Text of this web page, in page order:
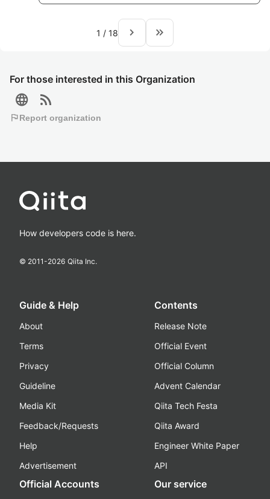
For those interested in this Organization
language rss_feed
flagReport organization
1 / 18 navigate_next keyboard_double_arrow_right
How developers code is here.
© 2011-2026 Qiita Inc.
Guide & Help
About
Terms
Privacy
Guideline
Media Kit
Feedback/Requests
Help
Advertisement
Contents
Release Note
Official Event
Official Column
Advent Calendar
Qiita Tech Festa
Qiita Award
Engineer White Paper
API
Official Accounts Our service